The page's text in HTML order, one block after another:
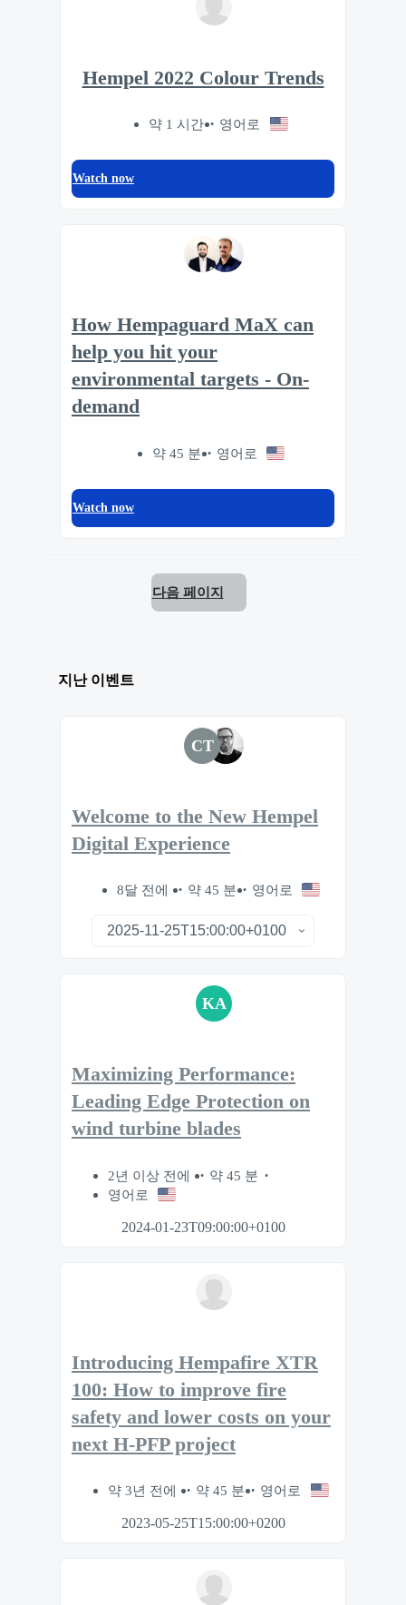
Hempel 2022 Colour Trends
약 1 시간 영어로
Watch now
How Hempaguard MaX can
help you hit your
environmental targets - On-
demand
약 45 분 영어로
Watch now
다음 페이지
지난 이벤트
CT
Welcome to the New Hempel
Digital Experience
8달 전에 약 45 분 영어로
KA
Maximizing Performance:
Leading Edge Protection on
wind turbine blades
2년 이상 전에
약 45 분
영어로
2024-01-23T09:00:00+0100
Introducing Hempafire XTR
100: How to improve fire
safety and lower costs on your
next H-PFP project
약 3년 전에 약 45 분 영어로
2023-05-25T15:00:00+0200